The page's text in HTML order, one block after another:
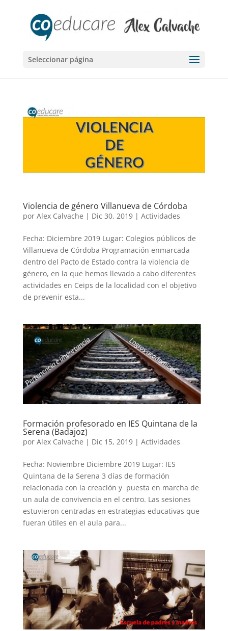
Seleccionar página
Violencia de género Villanueva de Córdoba
por Alex Calvache | Dic 30, 2019| Actividades
Fecha: Diciembre 2019 Lugar: Colegios públicos de
Villanueva de Córdoba Programación enmarcada
dentro del Pacto de Estado contra la violencia de
género, en la que hemos llevado a cabo diferentes
actividades en Ceips de la localidad con el objetivo
de prevenir esta...
Formación profesorado en IES Quintana de la
Serena (Badajoz)
por Alex Calvache | Dic 15, 2019| Actividades
Fecha: Noviembre Diciembre 2019 Lugar: IES
Quintana de la Serena 3 días de formación
relacionada con la creación y puesta en marcha de
un aula de convivencia en el centro. Las sesiones
estuvieron centradas en estrategias educativas que
fueran útiles en el aula para...